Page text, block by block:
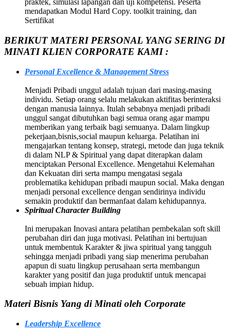
praktek, simulasi lapangan dan uji kompetensi. Peserta
mendapatkan Modul Hard Copy. toolkit training, dan
Sertifikat
BERIKUT MATERI PERSONAL YANG SERING DI
MINATI KLIEN CORPORATE KAMI :
Personal Excellence & Management Stress
Menjadi Pribadi unggul adalah tujuan dari masing-masing
individu. Setiap orang selalu melakukan aktifitas berinteraksi
dengan manusia lainnya. Itulah sebabnya menjadi pribadi
unggul sangat dibutuhkan bagi semua orang agar mampu
memberikan yang terbaik bagi semuanya. Dalam lingkup
pekerjaan,bisnis,social maupun keluarga. Pelatihan ini
mengajarkan tentang konsep, strategi, metode dan juga teknik
di dalam NLP & Spiritual yang dapat diterapkan dalam
menciptakan Personal Excellence. Mengetahui Kelemahan
dan Kekuatan diri serta mampu mengatasi segala
problematika kehidupan pribadi maupun social. Maka dengan
menjadi personal excellence dengan sendirinya individu
semakin produktif dan bermanfaat dalam kehidupannya.
Spiritual Character Building
Ini merupakan Inovasi antara pelatihan pembekalan soft skill
perubahan diri dan juga motivasi. Pelatihan ini bertujuan
untuk membentuk Karakter & jiwa spiritual yang tangguh
sehingga menjadi pribadi yang siap menerima perubahan
apapun di suatu lingkup perusahaan serta membangun
karakter yang positif dan juga produktif untuk mencapai
sebuah impian hidup.
Materi Bisnis Yang di Minati oleh Corporate
Leadership Excellence